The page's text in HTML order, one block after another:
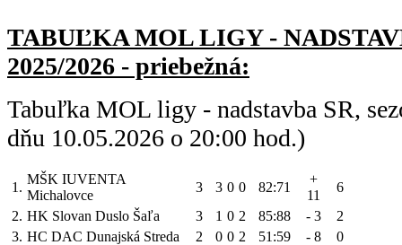
TABUĽKA MOL LIGY -
2025/2026 - priebežná:
Tabuľka MOL ligy - nadstavba SR,
dňu 10.05.2026 o 20:00 hod.)
1.
MŠK IUVENTA
Michalovce
3 3 0 0 82:71
+
11
6
2. HK Slovan Duslo Šaľa 3 1 0 2 85:88 - 3
2
3. HC DAC Dunajská Streda 2 0 0 2 51:59 - 8 0